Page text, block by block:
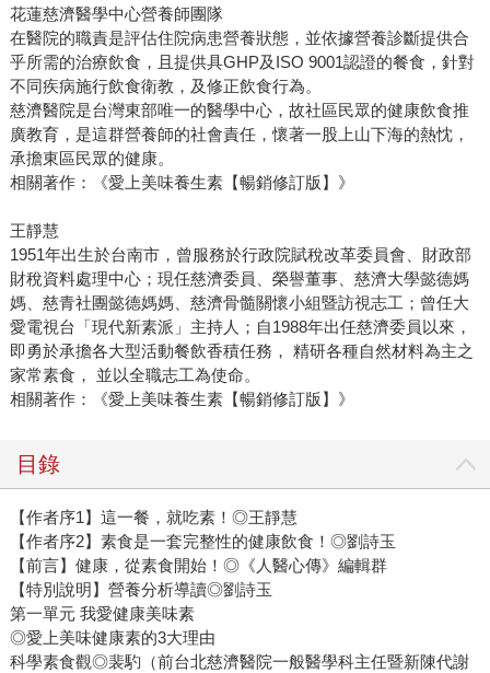
花蓮慈濟醫學中心營養師團隊
在醫院的職責是評估住院病患營養狀態，並依據營養診斷提供合
乎所需的治療飲食，且提供具GHP及ISO 9001認證的餐食，針對
不同疾病施行飲食衛教，及修正飲食行為。
慈濟醫院是台灣東部唯一的醫學中心，故社區民眾的健康飲食推
廣教育，是這群營養師的社會責任，懷著一股上山下海的熱忱，
承擔東區民眾的健康。
相關著作：《愛上美味養生素【暢銷修訂版】》
王靜慧
1951年出生於台南市，曾服務於行政院賦稅改革委員會、財政部
財稅資料處理中心；現任慈濟委員、榮譽董事、慈濟大學懿德媽
媽、慈青社團懿德媽媽、慈濟骨髓關懷小組暨訪視志工；曾任大
愛電視台「現代新素派」主持人；自1988年出任慈濟委員以來，
即勇於承擔各大型活動餐飲香積任務， 精研各種自然材料為主之
家常素食， 並以全職志工為使命。
相關著作：《愛上美味養生素【暢銷修訂版】》
目錄
【作者序1】這一餐，就吃素！◎王靜慧
【作者序2】素食是一套完整性的健康飲食！◎劉詩玉
【前言】健康，從素食開始！◎《人醫心傳》編輯群
【特別說明】營養分析導讀◎劉詩玉
第一單元 我愛健康美味素
◎愛上美味健康素的3大理由
科學素食觀◎裴馰（前台北慈濟醫院一般醫學科主任暨新陳代謝